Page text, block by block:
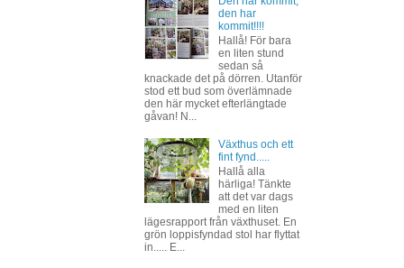
den har
kommit!!!!
Hallå! För bara
en liten stund
sedan så
knackade det på dörren. Utanför
stod ett bud som överlämnade
den här mycket efterlängtade
gåvan! N...
Växthus och ett
fint fynd.....
Hallå alla
härliga! Tänkte
att det var dags
med en liten
lägesrapport från växthuset. En
grön loppisfyndad stol har flyttat
in..... E...